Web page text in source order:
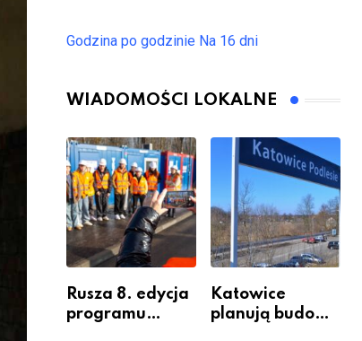
Godzina po godzinie Na 16 dni
WIADOMOŚCI LOKALNE
Rusza 8. edycja
programu
Katowice
planują budowę